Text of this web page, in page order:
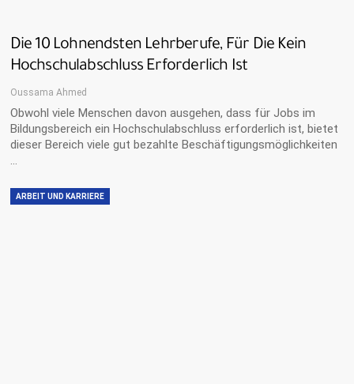
Die 10 Lohnendsten Lehrberufe, Für Die Kein
Hochschulabschluss Erforderlich Ist
Oussama Ahmed
Obwohl viele Menschen davon ausgehen, dass für Jobs im
Bildungsbereich ein Hochschulabschluss erforderlich ist, bietet
dieser Bereich viele gut bezahlte Beschäftigungsmöglichkeiten
…
ARBEIT UND KARRIERE